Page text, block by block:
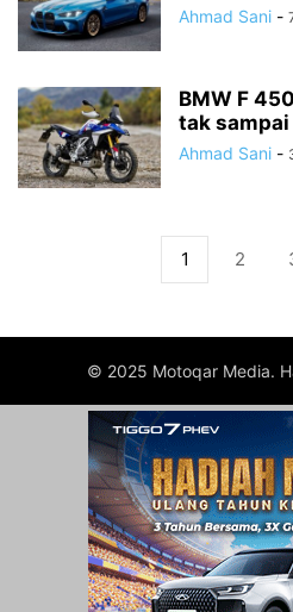
Ahmad Sani -
BMW F
tak sampai
Ahmad Sani -
1 2
© 2025 Motoqar Media.